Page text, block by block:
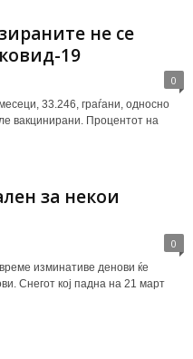
не се
19
0
33.246, граѓани, односно
вакцинирани. Процентот на
за некои
0
изминативе денови ќе
Снегот кој падна на 21 март